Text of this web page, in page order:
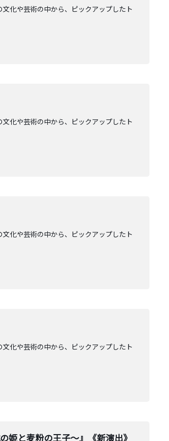
化や芸術の中から、ピックアップしたト
化や芸術の中から、ピックアップしたト
化や芸術の中から、ピックアップしたト
化や芸術の中から、ピックアップしたト
と麦粉の王子〜』《新演出》